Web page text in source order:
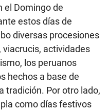
el Domingo de
estos días de
diversas procesiones
actividades
los peruanos
hechos a base de
tradición. Por otro lado,
como días festivos